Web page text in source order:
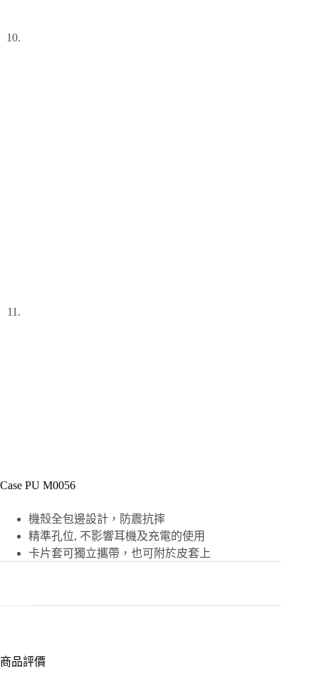
Case PU M0056
機殼全包邊設計，防震抗摔
精準孔位, 不影響耳機及充電的使用
卡片套可獨立攜帶，也可附於皮套上
商品評價